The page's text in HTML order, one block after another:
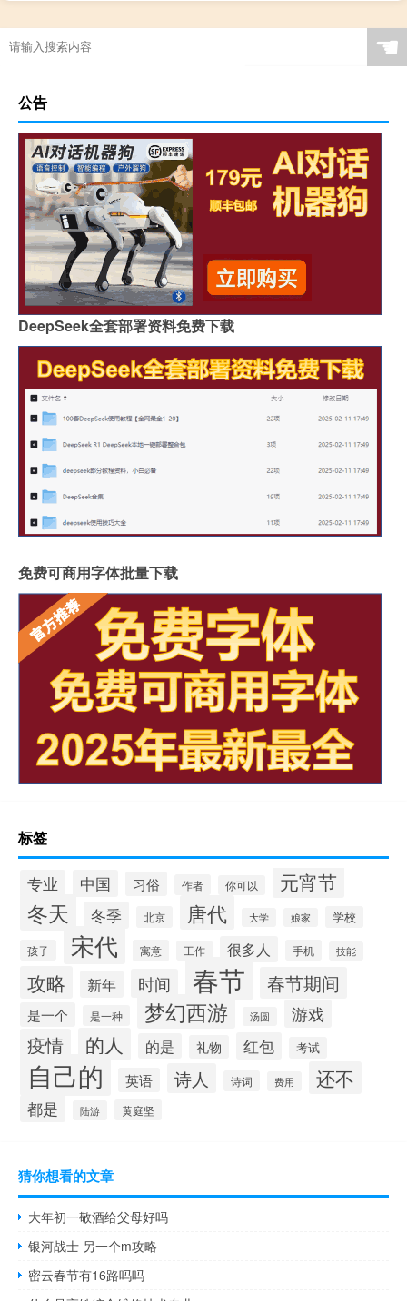
☚
公告
DeepSeek全套部署资料免费下载
免费可商用字体批量下载
标签
专业 中国 习俗 作者 你可以 元宵节
冬天 冬季 北京 唐代 大学 娘家 学校
孩子 宋代 寓意 工作 很多人 手机 技能
攻略 新年 时间 春节 春节期间
是一个 是一种 梦幻西游 汤圆 游戏
疫情 的人 的是 礼物 红包 考试
自己的 英语 诗人 诗词 费用 还不
都是 陆游 黄庭坚
猜你想看的文章
大年初一敬酒给父母好吗
银河战士 另一个m攻略
密云春节有16路吗吗